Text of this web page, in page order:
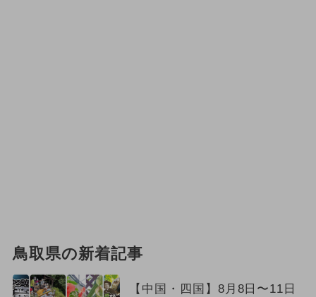
鳥取県の新着記事
【中国・四国】8月8日〜11日